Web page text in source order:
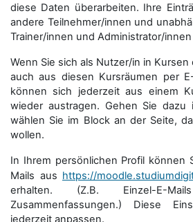
diese Daten überarbeiten. Ihre
andere Teilnehmer/innen und
Trainer/innen und Administrator/
Wenn Sie sich als Nutzer/in in
auch aus diesen Kursräumen per
können sich jederzeit aus einem
wieder austragen. Gehen Sie dazu
wählen Sie im Block an der Seite,
wollen.
In Ihrem persönlichen Profil können
Mails aus https://
erhalten. (Z.B. Einzel-E-
Zusammenfassungen.) Diese
jederzeit anpassen.